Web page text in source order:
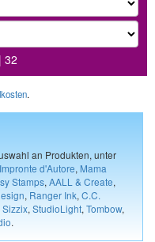
32
.
an Produkten, unter
Impronte d'Autore, Mama
Stamps, AALL & Create,
, Ranger Ink, C.C.
Sizzix, StudioLight, Tombow,
.